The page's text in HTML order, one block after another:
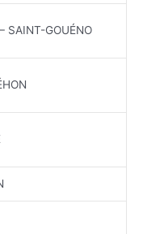
SAINT-GOUÉNO